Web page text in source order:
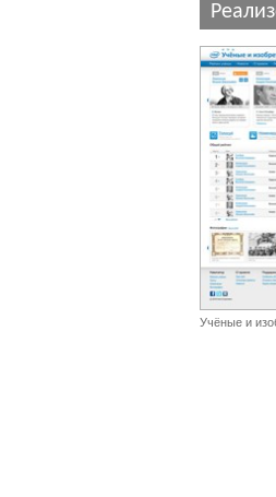
Учёные и